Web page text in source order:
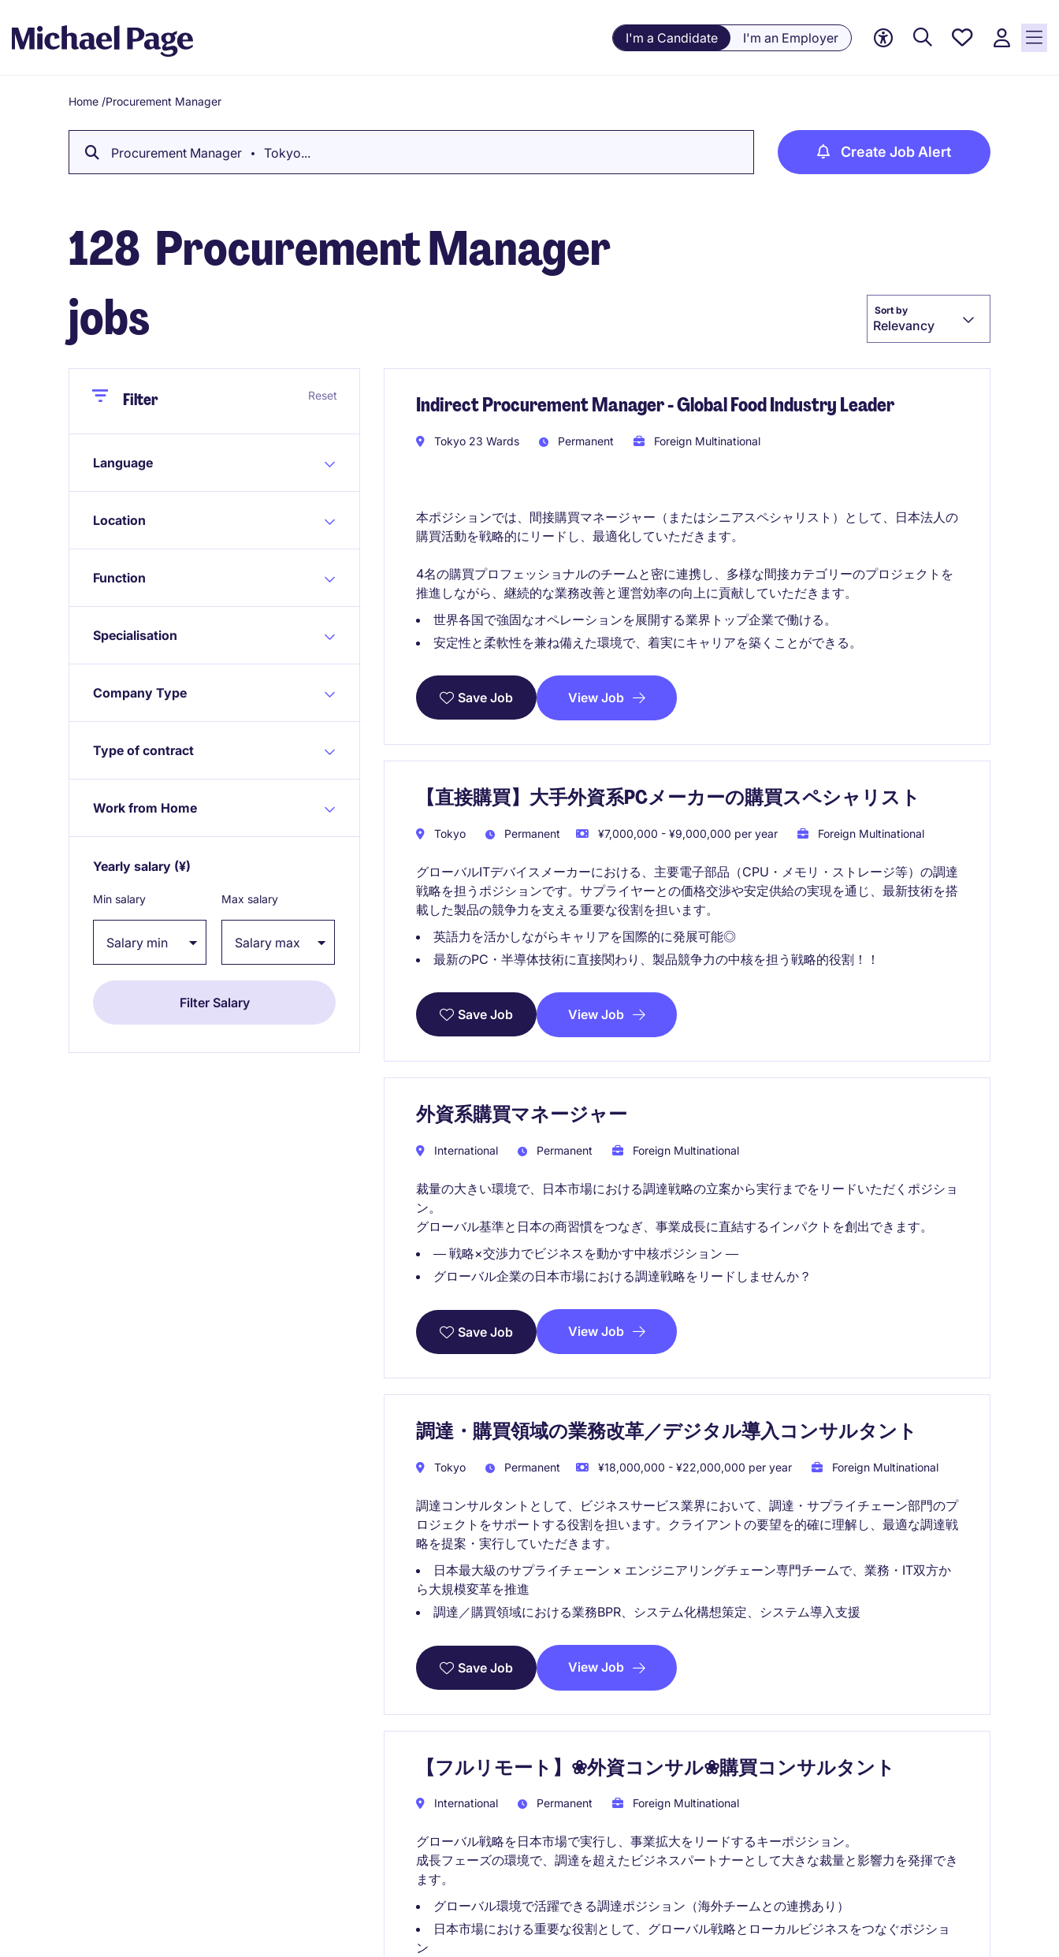
I'm a Candidate I'm an Employer
Saved
Breadcrumb
Home /Procurement Manager
Procurement Manager Tokyo... Create Job Alert
128 Procurement Manager
jobs
Sort by
Relevancy
CloseFilter Reset
Language
Location
Function
Specialisation
Company Type
Type of contract
Work from Home
Yearly salary (¥)
Min salary Max salary
Indirect Procurement Manager - Global Food Industry Leader
Tokyo 23 Wards Permanent Foreign Multinational
本ポジションでは、間接購買マネージャー（またはシニアスペシャリスト）として、日本法人の
購買活動を戦略的にリードし、最適化していただきます。
4名の購買プロフェッショナルのチームと密に連携し、多様な間接カテゴリーのプロジェクトを
推進しながら、継続的な業務改善と運営効率の向上に貢献していただきます。
世界各国で強固なオペレーションを展開する業界トップ企業で働ける。
安定性と柔軟性を兼ね備えた環境で、着実にキャリアを築くことができる。
Save Job View Job
【直接購買】大手外資系PCメーカーの購買スペシャリスト
Tokyo Permanent ¥7,000,000 - ¥9,000,000 per year Foreign Multinational
グローバルITデバイスメーカーにおける、主要電子部品（CPU・メモリ・ストレージ等）の調達
戦略を担うポジションです。サプライヤーとの価格交渉や安定供給の実現を通じ、最新技術を搭
載した製品の競争力を支える重要な役割を担います。
英語力を活かしながらキャリアを国際的に発展可能◎
最新のPC・半導体技術に直接関わり、製品競争力の中核を担う戦略的役割！！
Save Job View Job
外資系購買マネージャー
International Permanent Foreign Multinational
裁量の大きい環境で、日本市場における調達戦略の立案から実行までをリードいただくポジショ
ン。
グローバル基準と日本の商習慣をつなぎ、事業成長に直結するインパクトを創出できます。
― 戦略×交渉力でビジネスを動かす中核ポジション ―
グローバル企業の日本市場における調達戦略をリードしませんか？
Save Job View Job
調達・購買領域の業務改革／デジタル導入コンサルタント
Tokyo Permanent ¥18,000,000 - ¥22,000,000 per year Foreign Multinational
調達コンサルタントとして、ビジネスサービス業界において、調達・サプライチェーン部門のプ
ロジェクトをサポートする役割を担います。クライアントの要望を的確に理解し、最適な調達戦
略を提案・実行していただきます。
日本最大級のサプライチェーン × エンジニアリングチェーン専門チームで、業務・IT双方か
ら大規模変革を推進
調達／購買領域における業務BPR、システム化構想策定、システム導入支援
Save Job View Job
【フルリモート】❀外資コンサル❀購買コンサルタント
International Permanent Foreign Multinational
グローバル戦略を日本市場で実行し、事業拡大をリードするキーポジション。
成長フェーズの環境で、調達を超えたビジネスパートナーとして大きな裁量と影響力を発揮でき
ます。
グローバル環境で活躍できる調達ポジション（海外チームとの連携あり）
日本市場における重要な役割として、グローバル戦略とローカルビジネスをつなぐポジショ
ン